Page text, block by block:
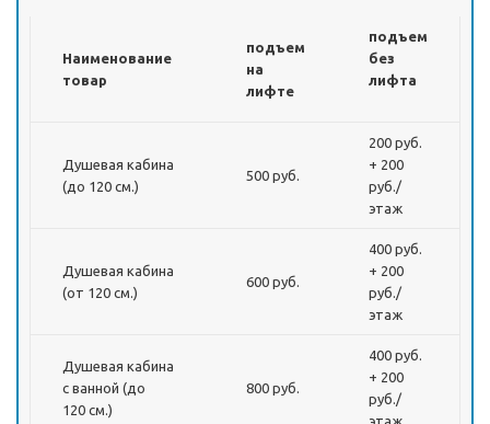
Наименование
товар
подъем
на
лифте
подъем
без
лифта
Душевая кабина
(до 120 см.)
500 руб.
200 руб.
+ 200
руб./
этаж
Душевая кабина
(от 120 см.)
600 руб.
400 руб.
+ 200
руб./
этаж
Душевая кабина
с ванной (до
120 см.)
800 руб.
400 руб.
+ 200
руб./
этаж